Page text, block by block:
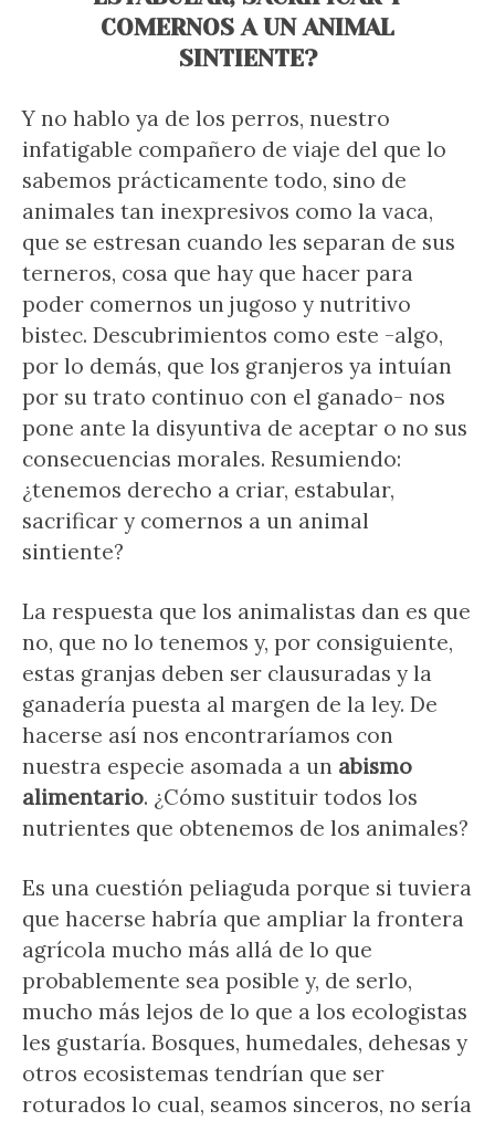
COMERNOS A UN ANIMAL
SINTIENTE?
Y no hablo ya de los perros, nuestro
infatigable compañero de viaje del que lo
sabemos prácticamente todo, sino de
animales tan inexpresivos como la vaca,
que se estresan cuando les separan de sus
terneros, cosa que hay que hacer para
poder comernos un jugoso y nutritivo
bistec. Descubrimientos como este -algo,
por lo demás, que los granjeros ya intuían
por su trato continuo con el ganado- nos
pone ante la disyuntiva de aceptar o no sus
consecuencias morales. Resumiendo:
¿tenemos derecho a criar, estabular,
sacrificar y comernos a un animal
sintiente?
La respuesta que los animalistas dan es que
no, que no lo tenemos y, por consiguiente,
estas granjas deben ser clausuradas y la
ganadería puesta al margen de la ley. De
hacerse así nos encontraríamos con
nuestra especie asomada a un abismo
alimentario. ¿Cómo sustituir todos los
nutrientes que obtenemos de los animales?
Es una cuestión peliaguda porque si tuviera
que hacerse habría que ampliar la frontera
agrícola mucho más allá de lo que
probablemente sea posible y, de serlo,
mucho más lejos de lo que a los ecologistas
les gustaría. Bosques, humedales, dehesas y
otros ecosistemas tendrían que ser
roturados lo cual, seamos sinceros, no sería